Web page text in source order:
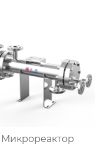
Микрореактор